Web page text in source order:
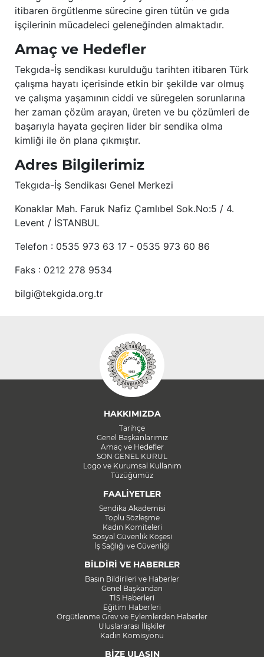
itibaren örgütlenme sürecine giren tütün ve gıda
işçilerinin mücadeleci geleneğinden almaktadır.
Amaç ve Hedefler
Tekgıda-İş sendikası kurulduğu tarihten itibaren Türk
çalışma hayatı içerisinde etkin bir şekilde var olmuş
ve çalışma yaşamının ciddi ve süregelen sorunlarına
her zaman çözüm arayan, üreten ve bu çözümleri de
başarıyla hayata geçiren lider bir sendika olma
kimliği ile ön plana çıkmıştır.
Adres Bilgilerimiz
Tekgıda-İş Sendikası Genel Merkezi
Konaklar Mah. Faruk Nafiz Çamlıbel Sok.No:5 / 4.
Levent / İSTANBUL
Telefon : 0535 973 63 17 - 0535 973 60 86
Faks : 0212 278 9534
bilgi@tekgida.org.tr
HAKKIMIZDA
Tarihçe
Genel Başkanlarımız
Amaç ve Hedefler
SON GENEL KURUL
Logo ve Kurumsal Kullanım
Tüzüğümüz
FAALİYETLER
Sendika Akademisi
Toplu Sözleşme
Kadın Komiteleri
Sosyal Güvenlik Köşesi
İş Sağlığı ve Güvenliği
BİLDİRİ VE HABERLER
Basın Bildirileri ve Haberler
Genel Başkandan
TİS Haberleri
Eğitim Haberleri
Örgütlenme Grev ve Eylemlerden Haberler
Uluslararası İlişkiler
Kadın Komisyonu
BİZE ULAŞIN